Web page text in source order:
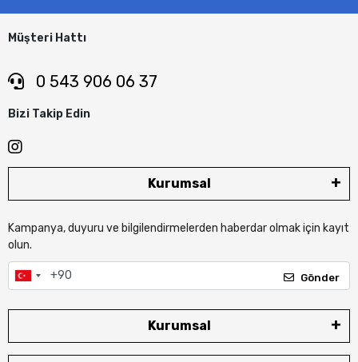
Müşteri Hattı
0 543 906 06 37
Bizi Takip Edin
Kurumsal
Kampanya, duyuru ve bilgilendirmelerden haberdar olmak için kayıt
olun.
Gönder
Kurumsal